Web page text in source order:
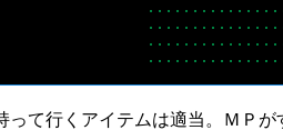
って行くアイテムは適当。ＭＰ